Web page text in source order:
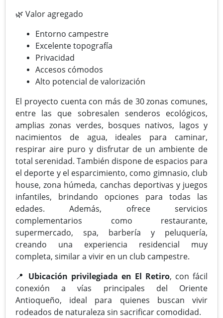
🌿 Valor agregado
Entorno campestre
Excelente topografía
Privacidad
Accesos cómodos
Alto potencial de valorización
El proyecto cuenta con más de 30 zonas comunes,
entre las que sobresalen senderos ecológicos,
amplias zonas verdes, bosques nativos, lagos y
nacimientos de agua, ideales para caminar,
respirar aire puro y disfrutar de un ambiente de
total serenidad. También dispone de espacios para
el deporte y el esparcimiento, como gimnasio, club
house, zona húmeda, canchas deportivas y juegos
infantiles, brindando opciones para todas las
edades. Además, ofrece servicios
complementarios como restaurante,
supermercado, spa, barbería y peluquería,
creando una experiencia residencial muy
completa, similar a vivir en un club campestre.
📍 Ubicación privilegiada en El Retiro, con fácil
conexión a vías principales del Oriente
Antioqueño, ideal para quienes buscan vivir
rodeados de naturaleza sin sacrificar comodidad.